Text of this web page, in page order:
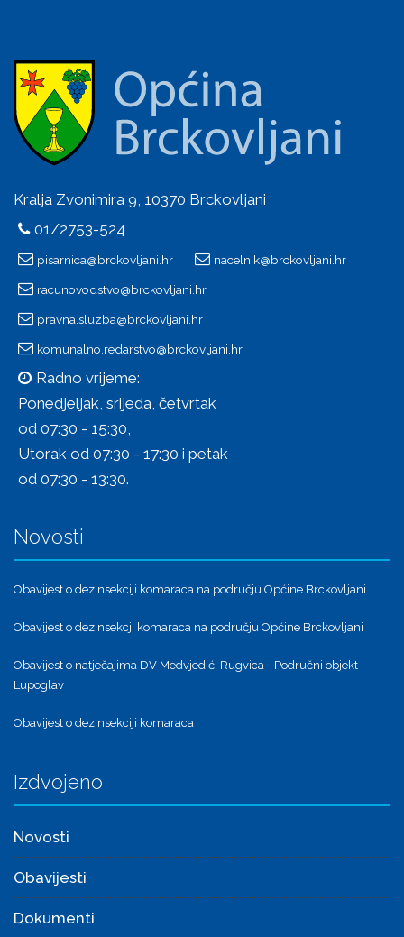
Kralja Zvonimira 9, 10370 Brckovljani
01/2753-524
pisarnica@brckovljani.hr nacelnik@brckovljani.hr
racunovodstvo@brckovljani.hr
pravna.sluzba@brckovljani.hr
komunalno.redarstvo@brckovljani.hr
Radno vrijeme:
Ponedjeljak, srijeda, četvrtak
od 07:30 - 15:30,
Utorak od 07:30 - 17:30 i petak
od 07:30 - 13:30.
Novosti
Obavijest o dezinsekciji komaraca na području Općine Brckovljani
Obavijest o dezinsekcji komaraca na području Općine Brckovljani
Obavijest o natječajima DV Medvjedići Rugvica - Područni objekt
Lupoglav
Obavijest o dezinsekciji komaraca
Izdvojeno
Novosti
Obavijesti
Dokumenti